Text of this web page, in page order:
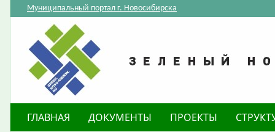
Муниципальный портал г. Новосибирска
ГЛАВНАЯ ДОКУМЕНТЫ ПРОЕКТЫ